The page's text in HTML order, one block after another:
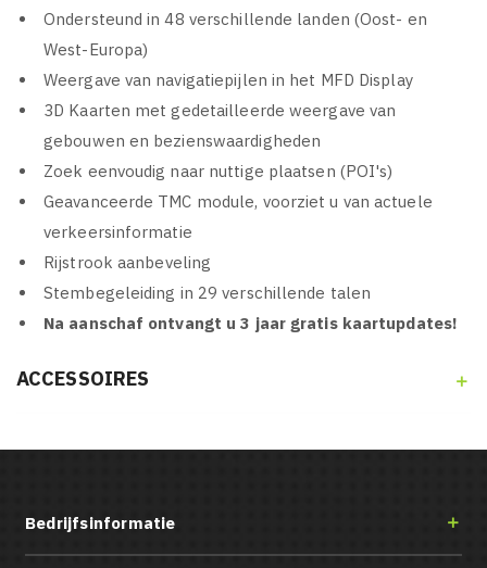
Ondersteund in 48 verschillende landen (Oost- en
West-Europa)
Weergave van navigatiepijlen in het MFD Display
3D Kaarten met gedetailleerde weergave van
gebouwen en bezienswaardigheden
Zoek eenvoudig naar nuttige plaatsen (POI's)
Geavanceerde TMC module, voorziet u van actuele
verkeersinformatie
Rijstrook aanbeveling
Stembegeleiding in 29 verschillende talen
Na aanschaf ontvangt u 3 jaar gratis kaartupdates!
ACCESSOIRES 
Bedrijfsinformatie 